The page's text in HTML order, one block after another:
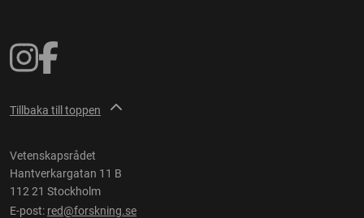
Tillbaka till toppen
Vetenskapsrådet
Hantverkargatan 11 B
112 21 Stockholm
E-post: red@forskning.se